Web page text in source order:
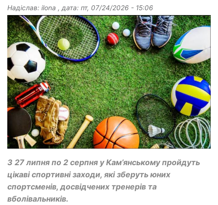
Надіслав: ilona , дата: пт, 07/24/2026 - 15:06
З 27 липня по 2 серпня у Кам’янському пройдуть
цікаві спортивні заходи, які зберуть юних
спортсменів, досвідчених тренерів та
вболівальників.